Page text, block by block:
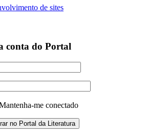
conta do Portal
me conectado